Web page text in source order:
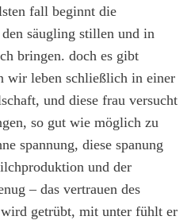
fall beginnt die
säugling stillen und in
bringen. doch es gibt
wir leben schließlich in einer
und diese frau versucht
so gut wie möglich zu
spannung, diese spanung
und der
– das vertrauen des
getrübt, mit unter fühlt er